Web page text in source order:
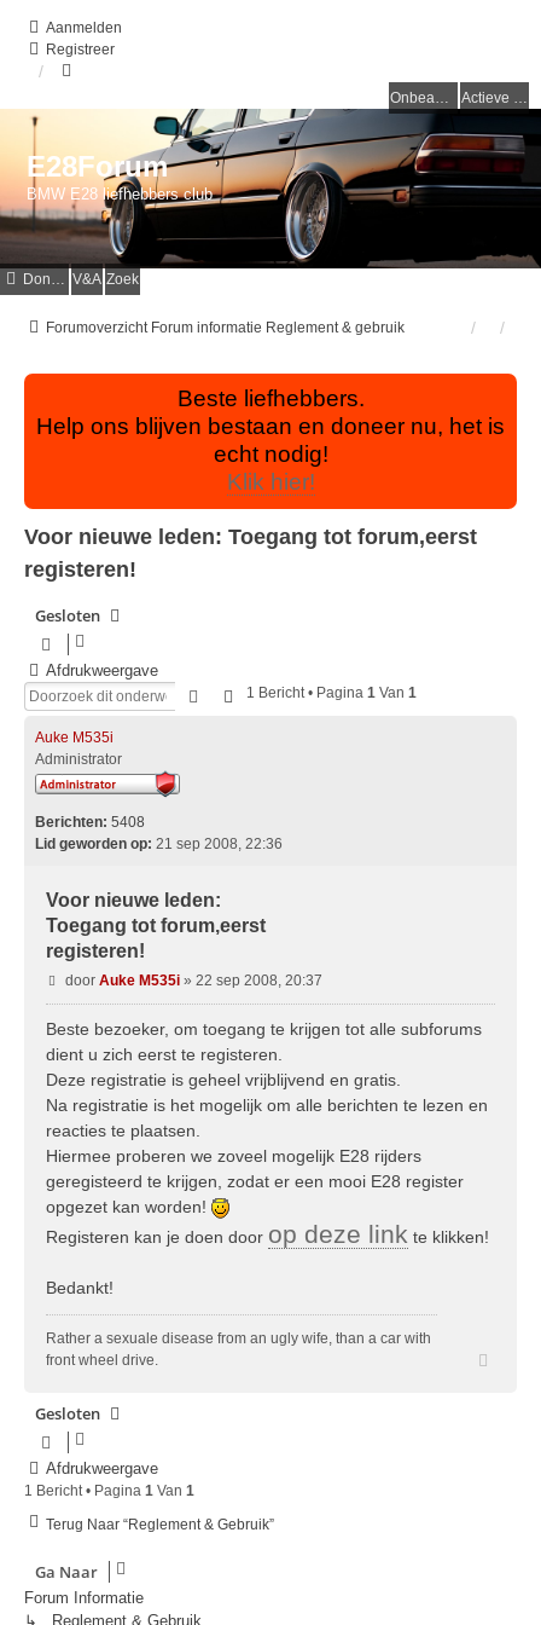
Aanmelden
Registreer
Onbeantwoorde onderwerpen Actieve onderwerpen
E28Forum
BMW E28 liefhebbers club
Donaties V&A Zoek
Forumoverzicht Forum informatie Reglement & gebruik
Beste liefhebbers.
Help ons blijven bestaan en doneer nu, het is
echt nodig!
Klik hier!
Voor nieuwe leden: Toegang tot forum,eerst
registeren!
Gesloten
Afdrukweergave
Zoek Uitgebreid Zoeken
1 Bericht • Pagina 1 Van 1
Auke M535i
Administrator
Berichten: 5408
Lid geworden op: 21 sep 2008, 22:36
Voor nieuwe leden:
Toegang tot forum,eerst
registeren!
Bericht
door Auke M535i» 22 sep 2008, 20:37
Beste bezoeker, om toegang te krijgen tot alle subforums
dient u zich eerst te registeren.
Deze registratie is geheel vrijblijvend en gratis.
Na registratie is het mogelijk om alle berichten te lezen en
reacties te plaatsen.
Hiermee proberen we zoveel mogelijk E28 rijders
geregisteerd te krijgen, zodat er een mooi E28 register
opgezet kan worden!
Registeren kan je doen door op deze link te klikken!
Bedankt!
Rather a sexuale disease from an ugly wife, than a car with
front wheel drive.
Gesloten
Afdrukweergave
1 Bericht • Pagina 1 Van 1
Terug Naar “Reglement & Gebruik”
Ga Naar
Forum Informatie
↳ Reglement & Gebruik